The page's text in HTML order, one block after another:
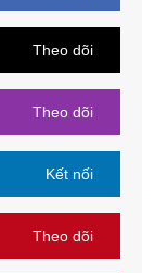
Theo dõi
Theo dõi
Kết nối
Theo dõi